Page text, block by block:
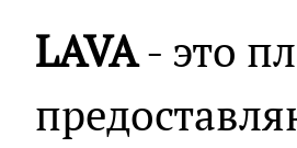
LAVA- это